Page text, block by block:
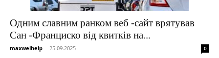
Одним славним ранком веб -сайт врятував
Сан -Франциско від квитків на...
maxwelhelp - 25.09.2025 0